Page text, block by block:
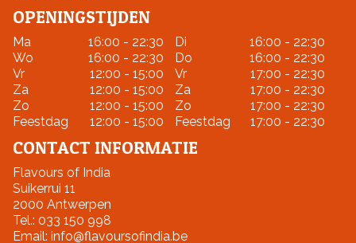
OPENINGSTIJDEN
Ma 16:00 - 22:30 Di
16:00 - 22:30
Wo
16:00 - 22:30 Do
16:00 - 22:30
Vr
12:00 - 15:00 Vr
17:00 - 22:30
Za
12:00 - 15:00 Za
17:00 - 22:30
Zo
12:00 - 15:00 Zo
17:00 - 22:30
Feestdag
12:00 - 15:00 Feestdag 17:00 - 22:30
CONTACT INFORMATIE
Flavours of India
Suikerrui 11
2000 Antwerpen
Tel.: 033 150 998
Email: info@flavoursofindia.be